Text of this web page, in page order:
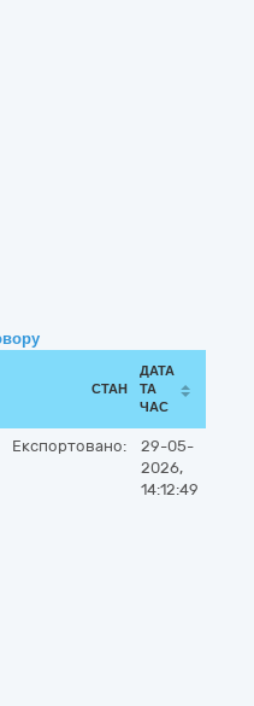
СТАН
ДАТА
ТА
ЧАС
Експортовано:
29-05-
2026,
14:12:49